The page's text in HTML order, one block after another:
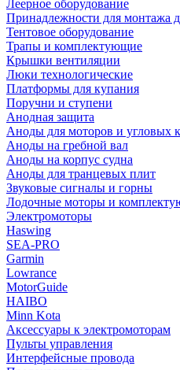
Леерное оборудование
Принадлежности для монтажа
Тентовое оборудование
Трапы и комплектующие
Крышки вентиляции
Люки технологические
Платформы для купания
Поручни и ступени
Анодная защита
Аноды для моторов и угловых
Аноды на гребной вал
Аноды на корпус судна
Аноды для транцевых плит
Звуковые сигналы и горны
Лодочные моторы и
Электромоторы
Haswing
SEA-PRO
Garmin
Lowrance
MotorGuide
HAIBO
Minn Kota
Аксессуары к электромоторам
Пульты управления
Интерфейсные провода